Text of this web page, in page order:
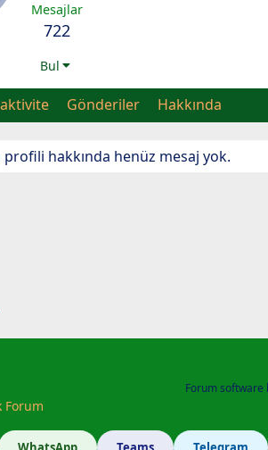
Mesajlar
722
Bul
Gönderiler Hakkında
profili hakkında henüz mesaj yok.
Forum software
Forum